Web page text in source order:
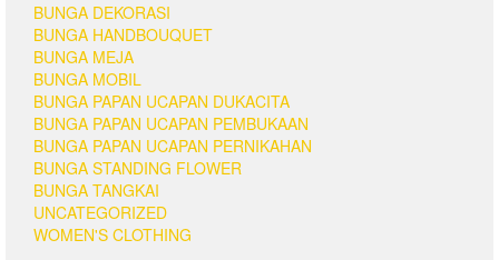
BUNGA DEKORASI
BUNGA HANDBOUQUET
BUNGA MEJA
BUNGA MOBIL
BUNGA PAPAN UCAPAN DUKACITA
BUNGA PAPAN UCAPAN PEMBUKAAN
BUNGA PAPAN UCAPAN PERNIKAHAN
BUNGA STANDING FLOWER
BUNGA TANGKAI
UNCATEGORIZED
WOMEN'S CLOTHING